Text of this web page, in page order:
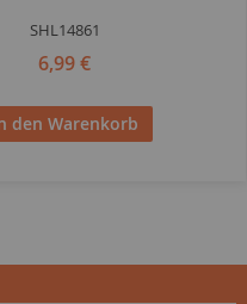
SHL14861
6,99 €
den Warenkorb